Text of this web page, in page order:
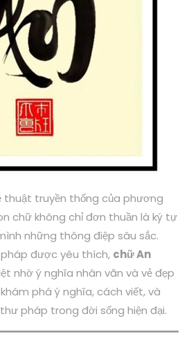
thuật truyền thống của phương
chữ không chỉ đơn thuần là ký tự
những thông điệp sâu sắc.
được yêu thích, chữ An
nhờ ý nghĩa nhân văn và vẻ đẹp
phá ý nghĩa, cách viết, và
pháp trong đời sống hiện đại.